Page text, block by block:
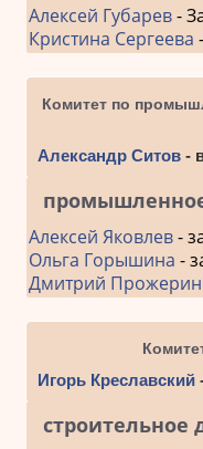
Алексей Губарев-
Кристина Сергеева
Комитет по
Александр Ситов-
Алексей Яковлев-
Ольга Горышина -
Дмитрий Прожерин
Игорь Креславский
строительное